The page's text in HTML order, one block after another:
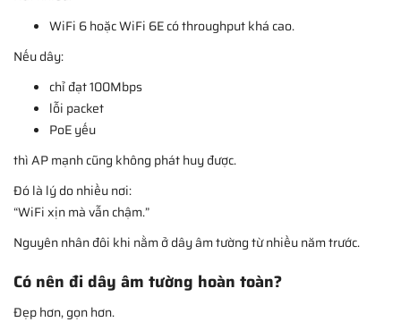
WiFi 6 hoặc WiFi 6E có throughput khá cao.
Nếu dây:
chỉ đạt 100Mbps
lỗi packet
PoE yếu
thì AP mạnh cũng không phát huy được.
Đó là lý do nhiều nơi:
“WiFi xịn mà vẫn chậm.”
Nguyên nhân đôi khi nằm ở dây âm tường từ nhiều năm trước.
Có nên đi dây âm tường hoàn toàn?
Đẹp hơn, gọn hơn.